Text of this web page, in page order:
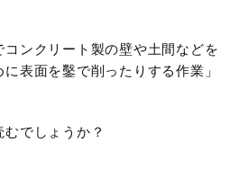
コンクリート製の壁や土間などを
表面を鑿で削ったりする作業」
でしょうか？